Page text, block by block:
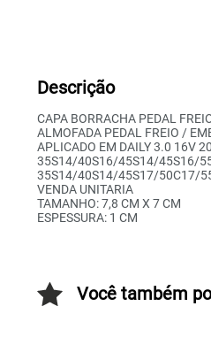
Descrição
CAPA BORRACHA PEDAL
ALMOFADA PEDAL FREIO /
APLICADO EM DAILY 3.0 16V
35S14/40S16/45S14/45S16/
35S14/40S14/45S17/50C17/
VENDA UNITARIA
TAMANHO: 7,8 CM X 7 CM
ESPESSURA: 1 CM
Você também